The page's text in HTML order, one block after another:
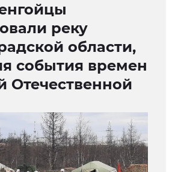
реку
области,
события времен
Отечественной